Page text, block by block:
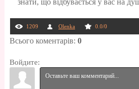
знати, що відбувається у вас на
1209 Olenka 0.0/0
Всього коментарів: 0
Войдите: